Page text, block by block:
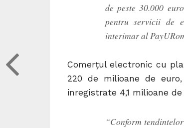
de peste 30.000
pentru servicii de
interimar al
Comerțul electronic cu
220 de milioane de
inregistrate 4,1 milioane
“Conform